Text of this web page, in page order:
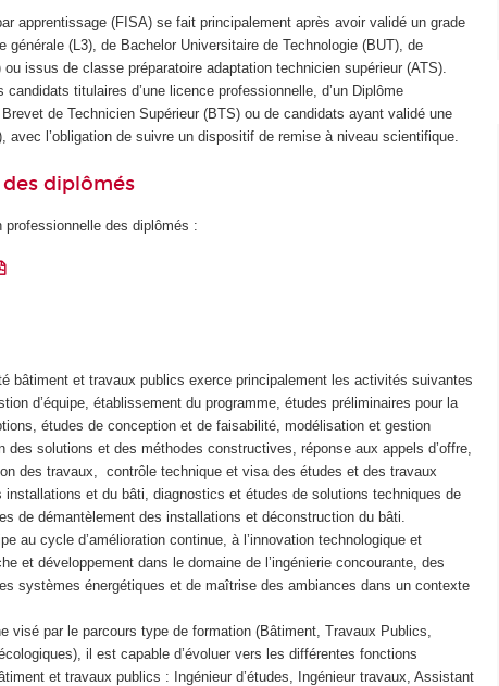
apprentissage (FISA) se fait principalement après avoir validé un grade
(L3), de Bachelor Universitaire de Technologie (BUT), de
issus de classe préparatoire adaptation technicien supérieur (ATS).
titulaires d’une licence professionnelle, d’un Diplôme
de Technicien Supérieur (BTS) ou de candidats ayant validé une
avec l’obligation de suivre un dispositif de remise à niveau scientifique.
diplômés
professionnelle des diplômés :
bâtiment et travaux publics exerce principalement les activités suivantes
d’équipe, établissement du programme, études préliminaires pour la
études de conception et de faisabilité, modélisation et gestion
des solutions et des méthodes constructives, réponse aux appels d’offre,
des travaux, contrôle technique et visa des études et des travaux
et du bâti, diagnostics et études de solutions techniques de
de démantèlement des installations et déconstruction du bâti.
au cycle d’amélioration continue, à l’innovation technologique et
et développement dans le domaine de l’ingénierie concourante, des
systèmes énergétiques et de maîtrise des ambiances dans un contexte
visé par le parcours type de formation (Bâtiment, Travaux Publics,
il est capable d’évoluer vers les différentes fonctions
et travaux publics : Ingénieur d’études, Ingénieur travaux, Assistant